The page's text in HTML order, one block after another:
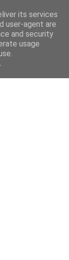
its services
user-agent are
and security
usage